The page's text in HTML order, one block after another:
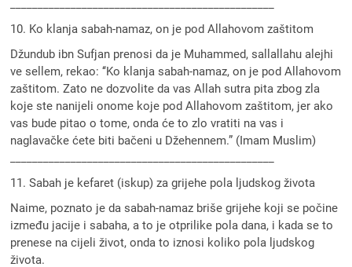
10. Ko klanja sabah-namaz, on je pod Allahovom zaštitom
Džundub ibn Sufjan prenosi da je Muhammed, sallallahu alejhi
ve sellem, rekao: ‘‘Ko klanja sabah-namaz, on je pod Allahovom
zaštitom. Zato ne dozvolite da vas Allah sutra pita zbog zla
koje ste nanijeli onome koje pod Allahovom zaštitom, jer ako
vas bude pitao o tome, onda će to zlo vratiti na vas i
naglavačke ćete biti bačeni u Džehennem.” (Imam Muslim)
11. Sabah je kefaret (iskup) za grijehe pola ljudskog života
Naime, poznato je da sabah-namaz briše grijehe koji se počine
između jacije i sabaha, a to je otprilike pola dana, i kada se to
prenese na cijeli život, onda to iznosi koliko pola ljudskog
života.